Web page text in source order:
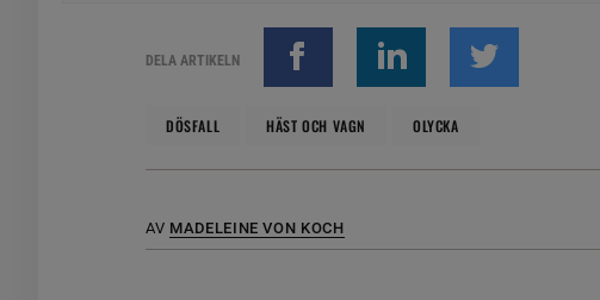
DELA ARTIKELN
DÖSFALL HÄST OCH VAGN OLYCKA
AV MADELEINE VON KOCH